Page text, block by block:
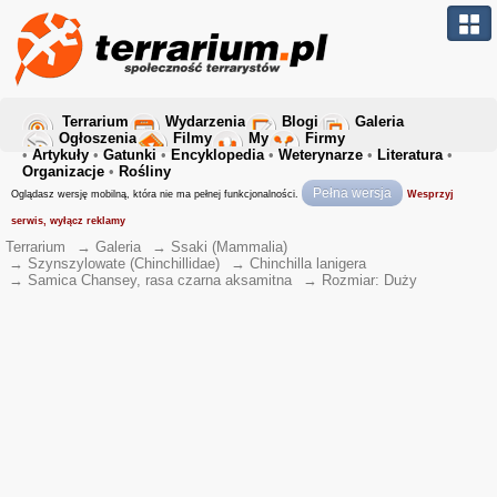
Terrarium Wydarzenia Blogi
Galeria
Ogłoszenia
Filmy My
Firmy
• Artykuły • Gatunki • Encyklopedia• Weterynarze • Literatura•
Organizacje • Rośliny
Oglądasz wersję mobilną, która nie ma pełnej funkcjonalności. Pełna wersja Wesprzyj
serwis, wyłącz reklamy
Terrarium → Galeria → Ssaki (Mammalia)
→ Szynszylowate (Chinchillidae) → Chinchilla lanigera
→ Samica Chansey, rasa czarna aksamitna → Rozmiar: Duży